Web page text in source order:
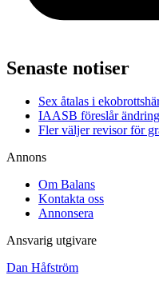
Senaste notiser
Sex åtalas i
IAASB föreslår
Fler väljer revisor för
Annons
Om Balans
Kontakta oss
Annonsera
Ansvarig utgivare
Dan Håfström